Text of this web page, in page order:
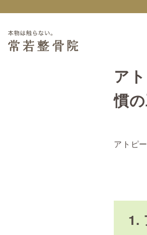
ア
慣
アトピ
1.